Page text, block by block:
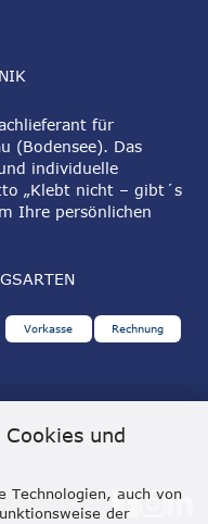
und
Technologien, auch von
der
für
(Bodensee). Das
individuelle
„Klebt nicht – gibt´s
Ihre persönlichen
Vorkasse Rechnung